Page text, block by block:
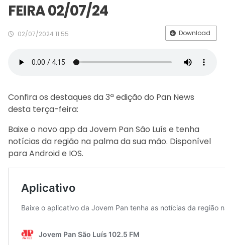
FEIRA 02/07/24
02/07/2024 11:55 Download
Confira os destaques da 3ª edição do Pan News
desta terça-feira:
Baixe o novo app da Jovem Pan São Luís e tenha
notícias da região na palma da sua mão. Disponível
para Android e IOS.